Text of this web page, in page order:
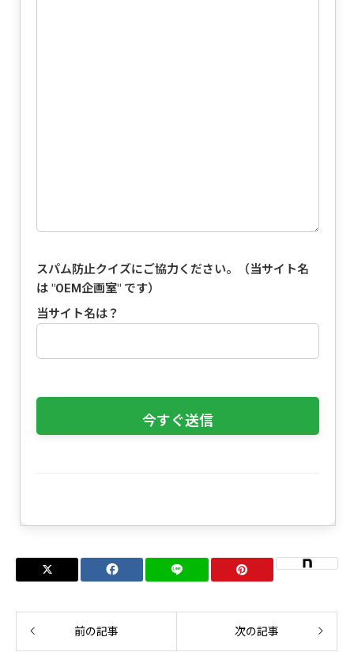
スパム防止クイズにご協力ください。（当サイト名
は "OEM企画室" です）
当サイト名は？
前の記事 次の記事